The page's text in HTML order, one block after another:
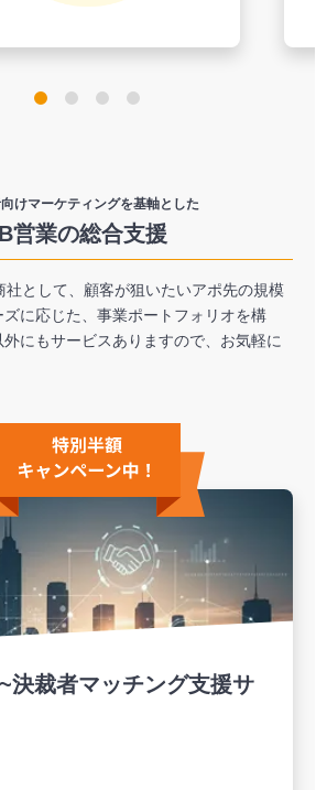
けマーケティングを基軸とした
営業の総合支援
社として、顧客が狙いたいアポ先の規模
ズに応じた、事業ポートフォリオを構
にもサービスありますので、お気軽に
決裁者マッチング支援サ